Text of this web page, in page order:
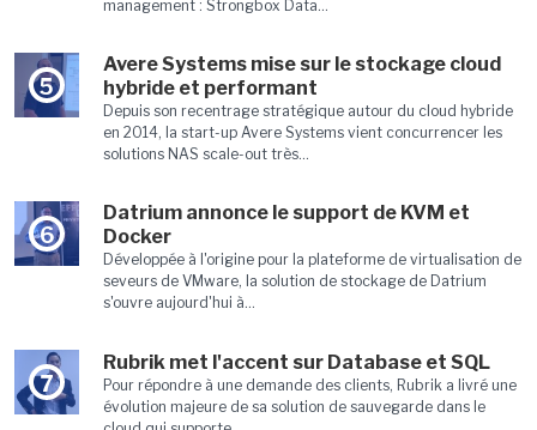
management : Strongbox Data...
5
Avere Systems mise sur le stockage cloud
hybride et performant
Depuis son recentrage stratégique autour du cloud hybride
en 2014, la start-up Avere Systems vient concurrencer les
solutions NAS scale-out très...
6
Datrium annonce le support de KVM et
Docker
Développée à l'origine pour la plateforme de virtualisation de
seveurs de VMware, la solution de stockage de Datrium
s'ouvre aujourd'hui à...
7
Rubrik met l'accent sur Database et SQL
Pour répondre à une demande des clients, Rubrik a livré une
évolution majeure de sa solution de sauvegarde dans le